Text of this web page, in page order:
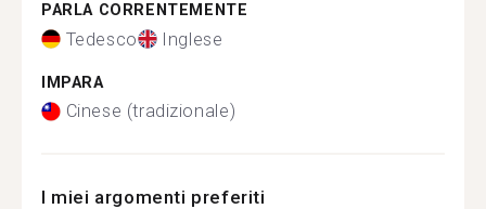
PARLA CORRENTEMENTE
Tedesco Inglese
IMPARA
Cinese (tradizionale)
I miei argomenti preferiti